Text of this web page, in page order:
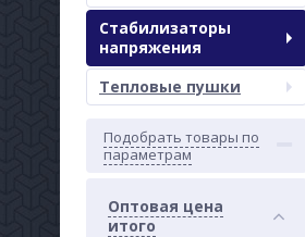
Стабилизаторы
напряжения
Тепловые пушки
Подобрать товары по
параметрам
Оптовая цена
итого